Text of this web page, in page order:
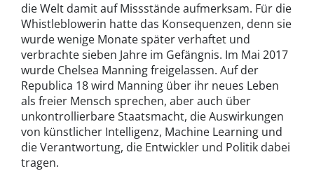
die Welt damit auf Missstände aufmerksam. Für die
Whistleblowerin hatte das Konsequenzen, denn sie
wurde wenige Monate später verhaftet und
verbrachte sieben Jahre im Gefängnis. Im Mai 2017
wurde Chelsea Manning freigelassen. Auf der
Republica 18 wird Manning über ihr neues Leben
als freier Mensch sprechen, aber auch über
unkontrollierbare Staatsmacht, die Auswirkungen
von künstlicher Intelligenz, Machine Learning und
die Verantwortung, die Entwickler und Politik dabei
tragen.